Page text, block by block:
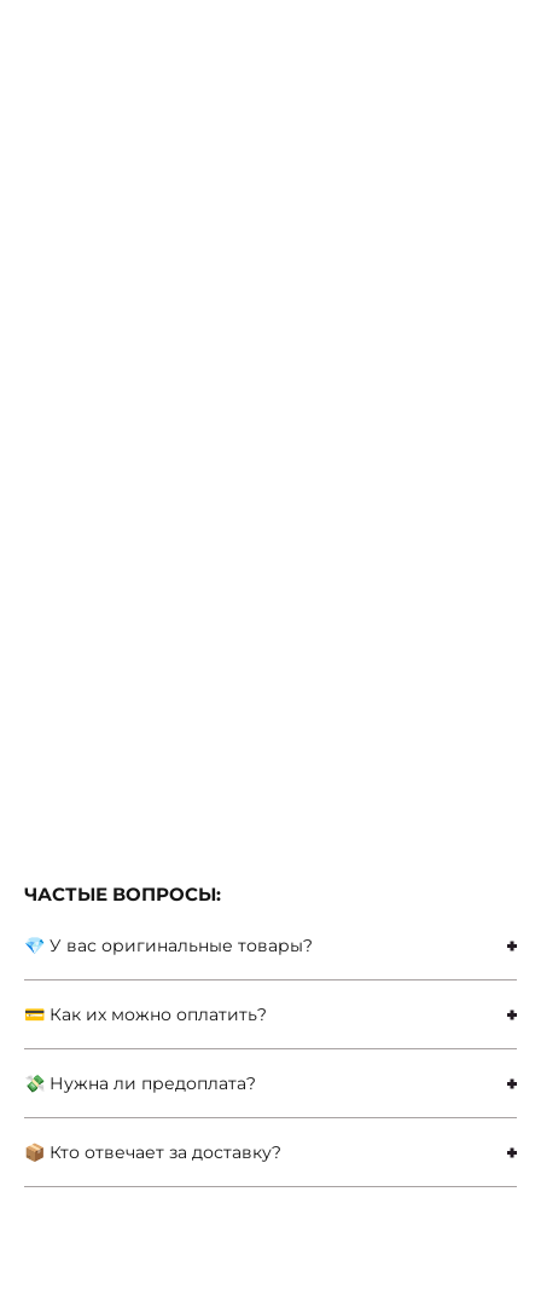
ЧАСТЫЕ ВОПРОСЫ:
💎 У вас оригинальные товары?
💳 Как их можно оплатить?
💸 Нужна ли предоплата?
📦 Кто отвечает за доставку?